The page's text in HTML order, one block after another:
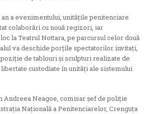
a evenimentului, unităţile penitenciare
colaborări cu nouă regizori, iar
la Teatrul Nottara, pe parcursul celor două
va deschide porțile spectatorilor invitați,
de tablouri și sculpturi realizate de
custodiate în unități ale sistemului
Andreea Neagoe, comisar șef de poliție
Națională a Penitenciarelor, Crenguța